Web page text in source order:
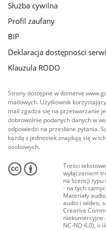
Służba cywilna
Profil zaufany
BIP
Deklaracja dostępności
Klauzula RODO
Strony dostępne w domenie
mailowych. Użytkownik
mail zgadza się na przetwarzanie
dobrowolnie podanych danych w
odpowiedzi na przesłane pytania.
każdą z jednostek znajdują się w
osobowych.
Treści
wyłączeniem
na licencji typu
- na tych
Materiały
audio i wideo,
Creative
niekomercyjne
NC-ND 4.0), o